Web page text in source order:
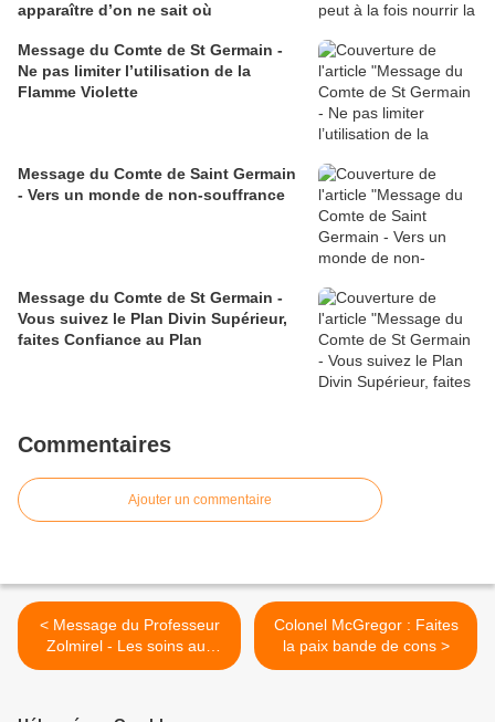
apparaître d’on ne sait où
Message du Comte de St Germain -
Ne pas limiter l’utilisation de la
Flamme Violette
Message du Comte de Saint Germain
- Vers un monde de non-souffrance
Message du Comte de St Germain -
Vous suivez le Plan Divin Supérieur,
faites Confiance au Plan
Commentaires
Ajouter un commentaire
< Message du Professeur
Zolmirel - Les soins aux
jeunes aliens 2
Colonel McGregor : Faites
la paix bande de cons >